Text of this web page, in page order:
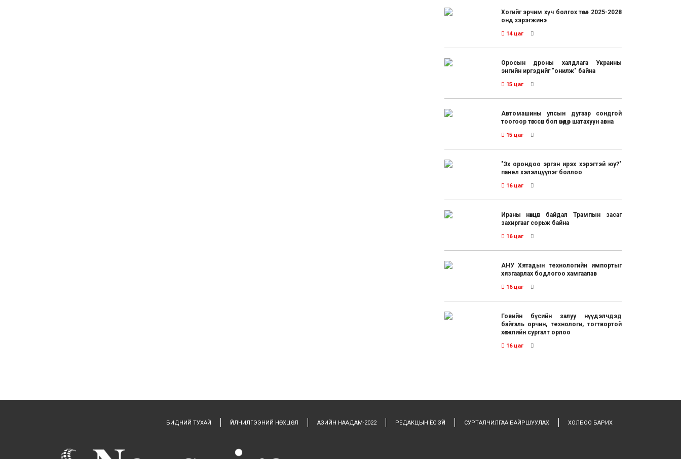
Хогийг эрчим хүч болгох төсөл 2025-2028
онд хэрэгжинэ
14 цаг
Оросын дроны халдлага Украины
энгийн иргэдийг "онилж" байна
15 цаг
Автомашины улсын дугаар сондгой
тоогоор төгссөн бол өнөөдөр шатахуун авна
15 цаг
"Эх орондоо эргэн ирэх хэрэгтэй юу?"
панел хэлэлцүүлэг боллоо
16 цаг
Ираны нөхцөл байдал Трампын засаг
захиргааг сорьж байна
16 цаг
АНУ Хятадын технологийн импортыг
хязгаарлах бодлогоо хамгаалав
16 цаг
Говийн бүсийн залуу нүүдэлчдэд
байгаль орчин, технологи, тогтвортой
хөгжлийн сургалт орлоо
16 цаг
БИДНИЙ ТУХАЙ ҮЙЛЧИЛГЭЭНИЙ НӨХЦӨЛ АЗИЙН НААДАМ-2022 РЕДАКЦЫН ЁС ЗҮЙ СУРТАЛЧИЛГАА БАЙРШУУЛАХ ХОЛБОО БАРИХ